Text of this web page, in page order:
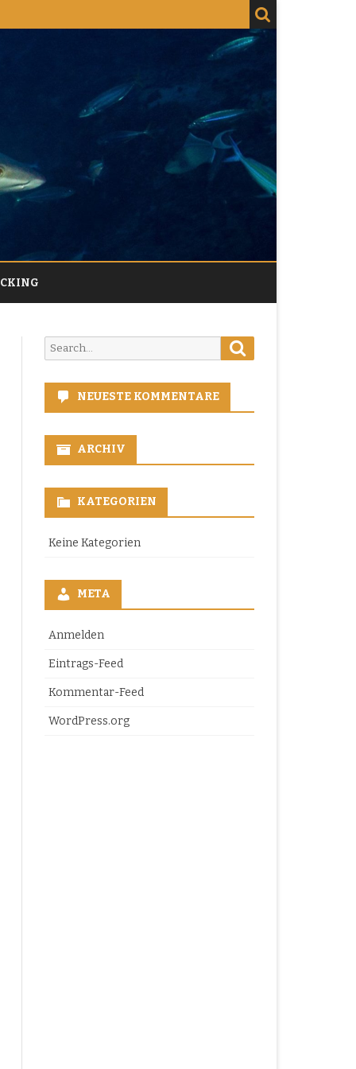
Search
for:
NEUESTE KOMMENTARE
ARCHIV
KATEGORIEN
Keine Kategorien
META
Anmelden
Eintrags-Feed
Kommentar-Feed
WordPress.org